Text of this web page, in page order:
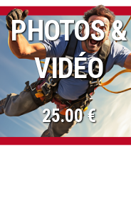
PHOTOS &
VIDÉO
25.00 €